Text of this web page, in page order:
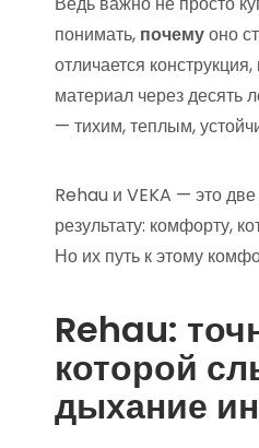
понимать, почемуоно
отличается
материал через десять
— тихим, теплым,
Rehau и VEKA — это
результату: комфорту,
Но их путь к этому
Rehau:
которой
дыхание